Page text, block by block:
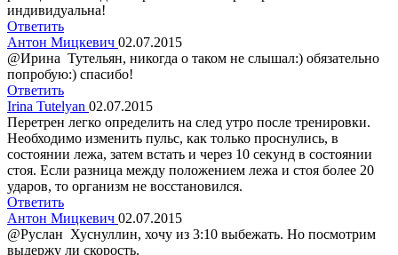
индивидуальна!
Ответить
Антон Мицкевич 02.07.2015
@Ирина Тутельян, никогда о таком не слышал:) обязательно
попробую:) спасибо!
Ответить
Irina Tutelyan 02.07.2015
Перетрен легко определить на след утро после тренировки.
Необходимо изменить пульс, как только проснулись, в
состоянии лежа, затем встать и через 10 секунд в состоянии
стоя. Если разница между положением лежа и стоя более 20
ударов, то организм не восстановился.
Ответить
Антон Мицкевич 02.07.2015
@Руслан Хуснуллин, хочу из 3:10 выбежать. Но посмотрим
выдержу ли скорость.